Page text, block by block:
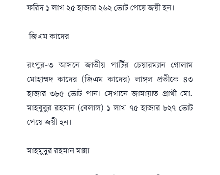
ফরিদ ১ লাখ ২৫ হাজার ২৬২ ভোট পেয়ে জয়ী হন।
জিএম কাদের
রংপুর-৩ আসনে জাতীয় পার্টির চেয়ারম্যান গোলাম
মোহাম্মদ কাদের (জিএম কাদের) লাঙ্গল প্রতীকে ৪৩
হাজার ৩৮৫ ভোট পান। সেখানে জামায়াত প্রার্থী মো.
মাহবুবুর রহমান (বেলাল) ১ লাখ ৭৫ হাজার ৮২৭ ভোট
পেয়ে জয়ী হন।
মাহমুদুর রহমান মান্না